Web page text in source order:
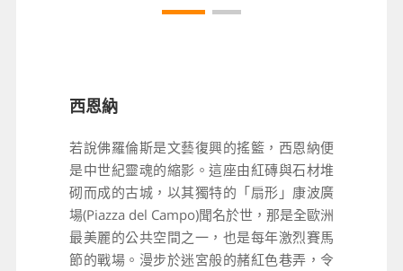
西恩納
若說佛羅倫斯是文藝復興的搖籃，西恩納便
是中世紀靈魂的縮影。這座由紅磚與石材堆
砌而成的古城，以其獨特的「扇形」康波廣
場(Piazza del Campo)聞名於世，那是全歐洲
最美麗的公共空間之一，也是每年激烈賽馬
節的戰場。漫步於迷宮般的赭紅色巷弄，令